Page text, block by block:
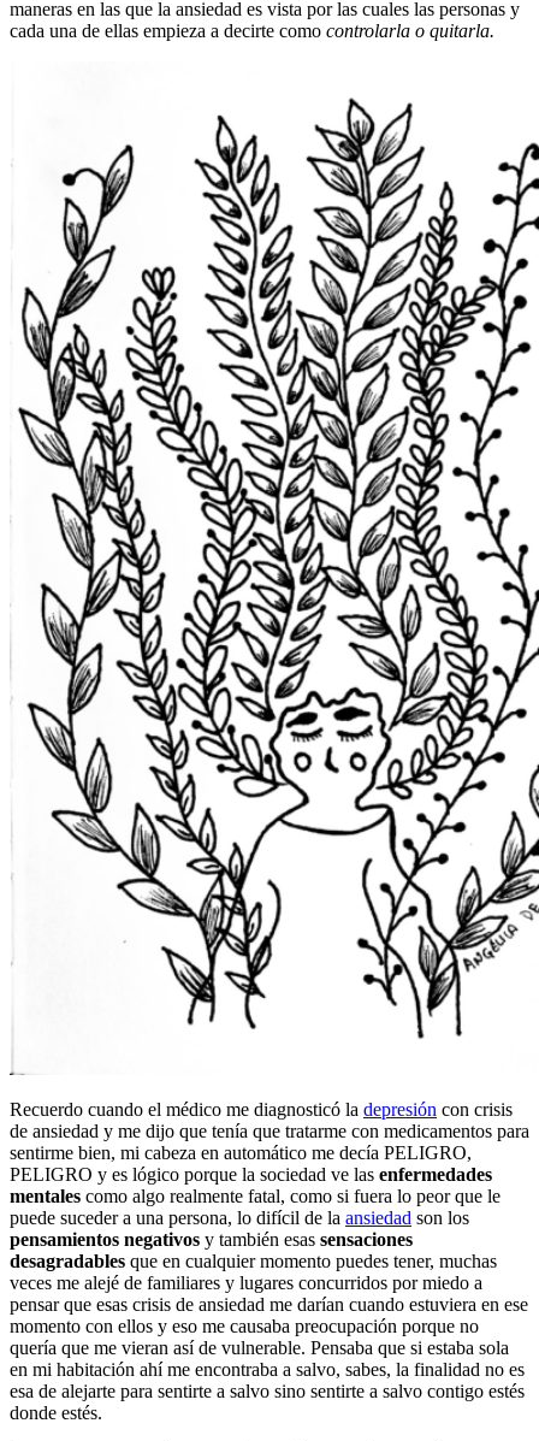
maneras en las que la ansiedad es vista por las cuales las personas y
cada una de ellas empieza a decirte como controlarla o quitarla.
Recuerdo cuando el médico me diagnosticó la depresión con crisis
de ansiedad y me dijo que tenía que tratarme con medicamentos para
sentirme bien, mi cabeza en automático me decía PELIGRO,
PELIGRO y es lógico porque la sociedad ve las enfermedades
mentales como algo realmente fatal, como si fuera lo peor que le
puede suceder a una persona, lo difícil de la ansiedad son los
pensamientos negativos y también esas sensaciones
desagradables que en cualquier momento puedes tener, muchas
veces me alejé de familiares y lugares concurridos por miedo a
pensar que esas crisis de ansiedad me darían cuando estuviera en ese
momento con ellos y eso me causaba preocupación porque no
quería que me vieran así de vulnerable. Pensaba que si estaba sola
en mi habitación ahí me encontraba a salvo, sabes, la finalidad no es
esa de alejarte para sentirte a salvo sino sentirte a salvo contigo estés
donde estés.